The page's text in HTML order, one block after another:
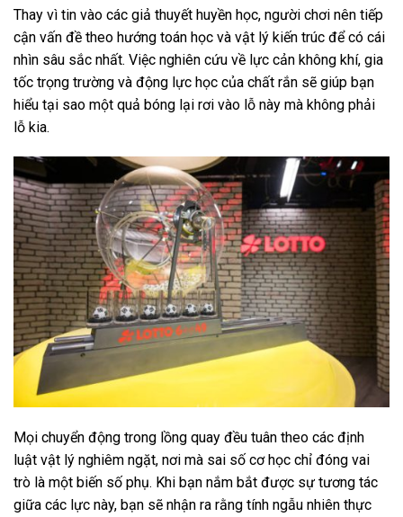
Thay vì tin vào các giả thuyết huyền học, người chơi nên tiếp
cận vấn đề theo hướng toán học và vật lý kiến trúc để có cái
nhìn sâu sắc nhất. Việc nghiên cứu về lực cản không khí, gia
tốc trọng trường và động lực học của chất rắn sẽ giúp bạn
hiểu tại sao một quả bóng lại rơi vào lỗ này mà không phải
lỗ kia.
Mọi chuyển động trong lồng quay đều tuân theo các định
luật vật lý nghiêm ngặt, nơi mà sai số cơ học chỉ đóng vai
trò là một biến số phụ. Khi bạn nắm bắt được sự tương tác
giữa các lực này, bạn sẽ nhận ra rằng tính ngẫu nhiên thực